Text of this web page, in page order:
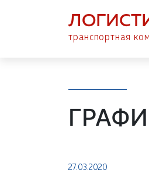
транспортная
27.03.2020